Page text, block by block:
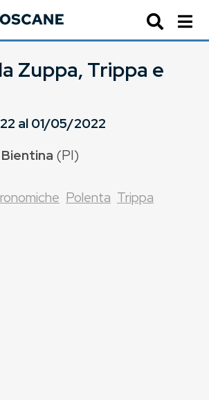
Zuppa, Trippa e
al01/05/2022
Bientina (PI)
Polenta Trippa